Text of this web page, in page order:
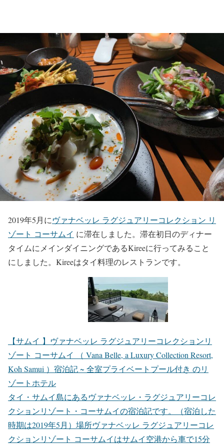
2019年5月にヴァナベッレ ラグジュアリーコレクション リ
ゾート コーサムイ に滞在しました。滞在初日のディナー
タイムにメインダイニングであるKireeに行ってみること
にしました。Kireeはタイ料理のレストランです。
【サムイ 】ヴァナベッレ ラグジュアリーコレクションリ
ゾート コーサムイ （ Vana Belle, a Luxury Collection Resort,
Koh Samui ）宿泊記 ~ 全室プライベートプール付き のリ
ゾートホテル
タイ・サムイ島にあるヴァナベッレ・ラグジュアリーコレ
クションリゾート・コーサムイの宿泊記です。（宿泊した
時期は2019年5月）場所ヴァナベッレ ラグジュアリーコレ
クションリゾート コーサムイはサムイ空港から車で15分